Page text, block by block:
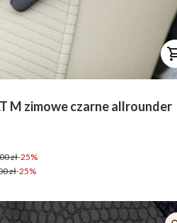
M zimowe czarne allrounder
zł-25%
zł-25%